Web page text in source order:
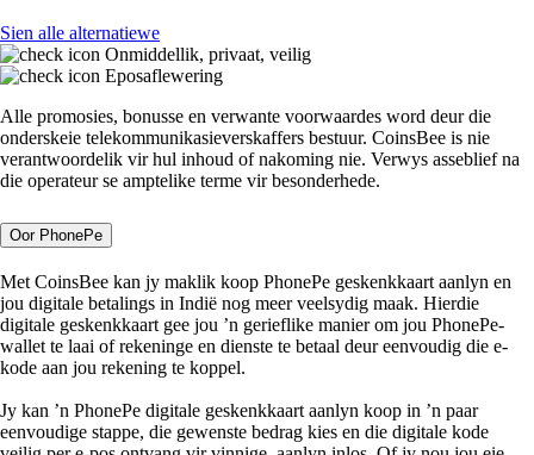
Sien alle alternatiewe
Onmiddellik, privaat, veilig
Eposaflewering
Alle promosies, bonusse en verwante voorwaardes word deur die
onderskeie telekommunikasieverskaffers bestuur. CoinsBee is nie
verantwoordelik vir hul inhoud of nakoming nie. Verwys asseblief na
die operateur se amptelike terme vir besonderhede.
Oor PhonePe
Met CoinsBee kan jy maklik koop PhonePe geskenkkaart aanlyn en
jou digitale betalings in Indië nog meer veelsydig maak. Hierdie
digitale geskenkkaart gee jou ’n gerieflike manier om jou PhonePe-
wallet te laai of rekeninge en dienste te betaal deur eenvoudig die e-
kode aan jou rekening te koppel.
Jy kan ’n PhonePe digitale geskenkkaart aanlyn koop in ’n paar
eenvoudige stappe, die gewenste bedrag kies en die digitale kode